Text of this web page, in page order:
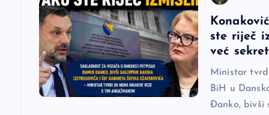
ste riječ
već
Ministar
BiH u
Đanko, bivši